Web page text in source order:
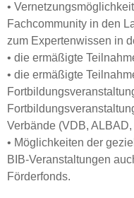
•
Fachcommunity in den
zum Expertenwissen in
• die ermäßigte
• die ermäßigte
Verbände (VDB,
• Möglichkeiten der
BIB-Veranstaltungen
Förderfonds.